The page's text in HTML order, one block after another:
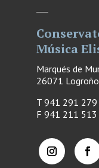
Música
Marqués de
26071
T 941 291 279
F 941 211 513